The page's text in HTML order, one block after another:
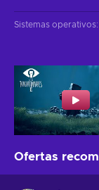
Sistemas operativos:
Ofertas